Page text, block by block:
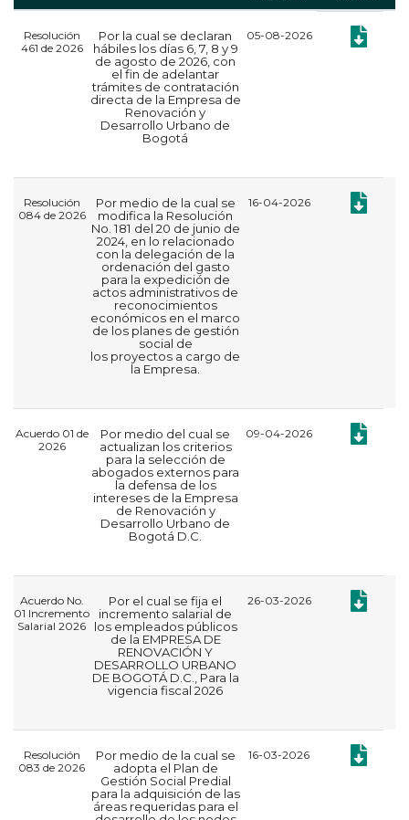
Resolución
461 de 2026
Por la cual se declaran
hábiles los días 6, 7, 8 y 9
de agosto de 2026, con
el fin de adelantar
trámites de contratación
directa de la Empresa de
Renovación y
Desarrollo Urbano de
Bogotá
05-08-2026
Resolución
084 de 2026
Por medio de la cual se
modifica la Resolución
No. 181 del 20 de junio de
2024, en lo relacionado
con la delegación de la
ordenación del gasto
para la expedición de
actos administrativos de
reconocimientos
económicos en el marco
de los planes de gestión
social de
los proyectos a cargo de
la Empresa.
16-04-2026
Acuerdo 01 de
2026
Por medio del cual se
actualizan los criterios
para la selección de
abogados externos para
la defensa de los
intereses de la Empresa
de Renovación y
Desarrollo Urbano de
Bogotá D.C.
09-04-2026
Acuerdo No.
01 Incremento
Salarial 2026
Por el cual se fija el
incremento salarial de
los empleados públicos
de la EMPRESA DE
RENOVACIÓN Y
DESARROLLO URBANO
DE BOGOTÁ D.C., Para la
vigencia fiscal 2026
26-03-2026
Resolución
083 de 2026
Por medio de la cual se
adopta el Plan de
Gestión Social Predial
para la adquisición de las
áreas requeridas para el
16-03-2026